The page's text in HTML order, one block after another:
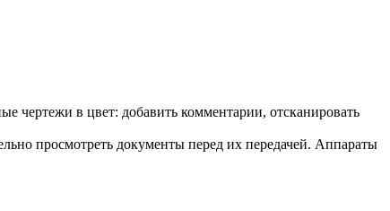
чертежи в цвет: добавить комментарии, отсканировать
просмотреть документы перед их передачей. Аппараты